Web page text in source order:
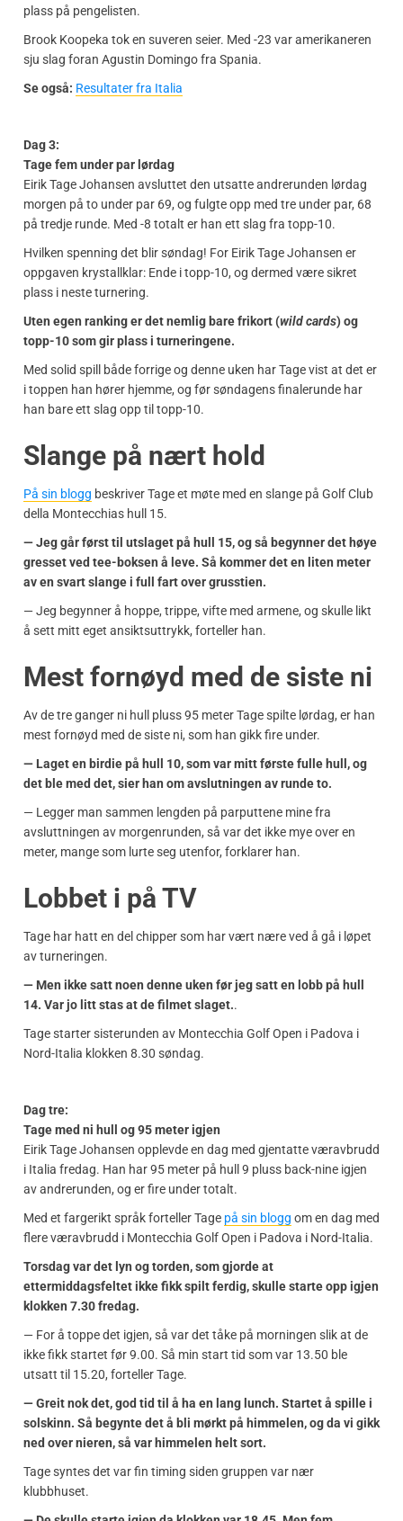
plass på pengelisten.
Brook Koopeka tok en suveren seier. Med -23 var amerikaneren
sju slag foran Agustin Domingo fra Spania.
Se også: Resultater fra Italia
Dag 3:
Tage fem under par lørdag
Eirik Tage Johansen avsluttet den utsatte andrerunden lørdag
morgen på to under par 69, og fulgte opp med tre under par, 68
på tredje runde. Med -8 totalt er han ett slag fra topp-10.
Hvilken spenning det blir søndag! For Eirik Tage Johansen er
oppgaven krystallklar: Ende i topp-10, og dermed være sikret
plass i neste turnering.
Uten egen ranking er det nemlig bare frikort (wild cards) og
topp-10 som gir plass i turneringene.
Med solid spill både forrige og denne uken har Tage vist at det er
i toppen han hører hjemme, og før søndagens finalerunde har
han bare ett slag opp til topp-10.
Slange på nært hold
På sin blogg beskriver Tage et møte med en slange på Golf Club
della Montecchias hull 15.
— Jeg går først til utslaget på hull 15, og så begynner det høye
gresset ved tee-boksen å leve. Så kommer det en liten meter
av en svart slange i full fart over grusstien.
— Jeg begynner å hoppe, trippe, vifte med armene, og skulle likt
å sett mitt eget ansiktsuttrykk, forteller han.
Mest fornøyd med de siste ni
Av de tre ganger ni hull pluss 95 meter Tage spilte lørdag, er han
mest fornøyd med de siste ni, som han gikk fire under.
— Laget en birdie på hull 10, som var mitt første fulle hull, og
det ble med det, sier han om avslutningen av runde to.
— Legger man sammen lengden på parputtene mine fra
avsluttningen av morgenrunden, så var det ikke mye over en
meter, mange som lurte seg utenfor, forklarer han.
Lobbet i på TV
Tage har hatt en del chipper som har vært nære ved å gå i løpet
av turneringen.
— Men ikke satt noen denne uken før jeg satt en lobb på hull
14. Var jo litt stas at de filmet slaget..
Tage starter sisterunden av Montecchia Golf Open i Padova i
Nord-Italia klokken 8.30 søndag.
Dag tre:
Tage med ni hull og 95 meter igjen
Eirik Tage Johansen opplevde en dag med gjentatte væravbrudd
i Italia fredag. Han har 95 meter på hull 9 pluss back-nine igjen
av andrerunden, og er fire under totalt.
Med et fargerikt språk forteller Tage på sin blogg om en dag med
flere væravbrudd i Montecchia Golf Open i Padova i Nord-Italia.
Torsdag var det lyn og torden, som gjorde at
ettermiddagsfeltet ikke fikk spilt ferdig, skulle starte opp igjen
klokken 7.30 fredag.
— For å toppe det igjen, så var det tåke på morningen slik at de
ikke fikk startet før 9.00. Så min start tid som var 13.50 ble
utsatt til 15.20, forteller Tage.
— Greit nok det, god tid til å ha en lang lunch. Startet å spille i
solskinn. Så begynte det å bli mørkt på himmelen, og da vi gikk
ned over nieren, så var himmelen helt sort.
Tage syntes det var fin timing siden gruppen var nær
klubbhuset.